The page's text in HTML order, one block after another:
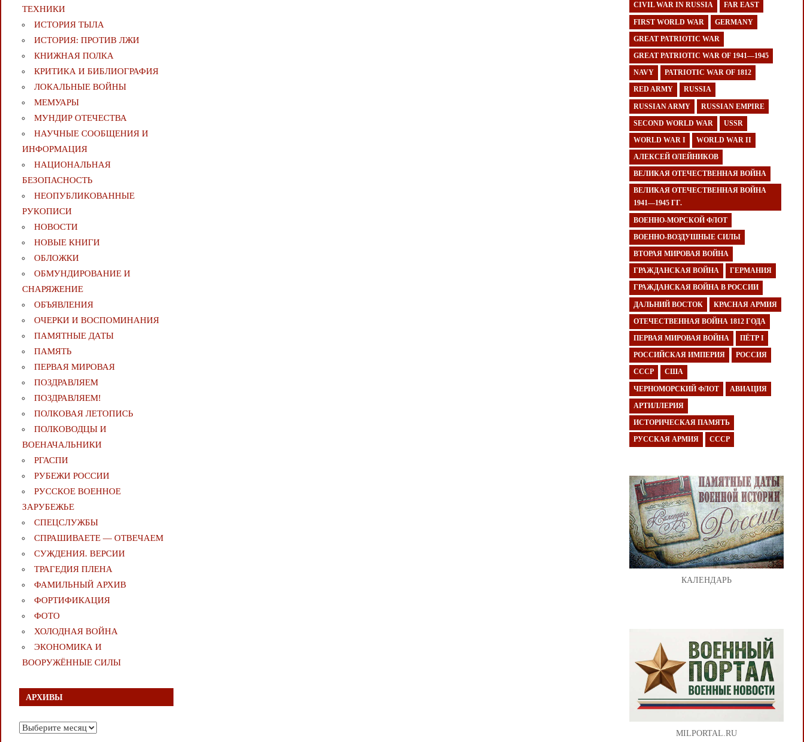
ТЕХНИКИ
ИСТОРИЯ ТЫЛА
ИСТОРИЯ: ПРОТИВ ЛЖИ
КНИЖНАЯ ПОЛКА
КРИТИКА И БИБЛИОГРАФИЯ
ЛОКАЛЬНЫЕ ВОЙНЫ
МЕМУАРЫ
МУНДИР ОТЕЧЕСТВА
НАУЧНЫЕ СООБЩЕНИЯ И
ИНФОРМАЦИЯ
НАЦИОНАЛЬНАЯ
БЕЗОПАСНОСТЬ
НЕОПУБЛИКОВАННЫЕ
РУКОПИСИ
НОВОСТИ
НОВЫЕ КНИГИ
ОБЛОЖКИ
ОБМУНДИРОВАНИЕ И
СНАРЯЖЕНИЕ
ОБЪЯВЛЕНИЯ
ОЧЕРКИ И ВОСПОМИНАНИЯ
ПАМЯТНЫЕ ДАТЫ
ПАМЯТЬ
ПЕРВАЯ МИРОВАЯ
ПОЗДРАВЛЯЕМ
ПОЗДРАВЛЯЕМ!
ПОЛКОВАЯ ЛЕТОПИСЬ
ПОЛКОВОДЦЫ И
ВОЕНАЧАЛЬНИКИ
РГАСПИ
РУБЕЖИ РОССИИ
РУССКОЕ ВОЕННОЕ
ЗАРУБЕЖЬЕ
СПЕЦСЛУЖБЫ
СПРАШИВАЕТЕ — ОТВЕЧАЕМ
СУЖДЕНИЯ. ВЕРСИИ
ТРАГЕДИЯ ПЛЕНА
ФАМИЛЬНЫЙ АРХИВ
ФОРТИФИКАЦИЯ
ФОТО
ХОЛОДНАЯ ВОЙНА
ЭКОНОМИКА И
ВООРУЖЁННЫЕ СИЛЫ
АРХИВЫ
Архивы
CIVIL WAR IN RUSSIA FAR EAST
FIRST WORLD WAR GERMANY
GREAT PATRIOTIC WAR
GREAT PATRIOTIC WAR OF 1941—1945
NAVY PATRIOTIC WAR OF 1812
RED ARMY RUSSIA
RUSSIAN ARMY RUSSIAN EMPIRE
SECOND WORLD WAR USSR
WORLD WAR I WORLD WAR II
АЛЕКСЕЙ ОЛЕЙНИКОВ
ВЕЛИКАЯ ОТЕЧЕСТВЕННАЯ ВОЙНА
ВЕЛИКАЯ ОТЕЧЕСТВЕННАЯ ВОЙНА
1941—1945 ГГ.
ВОЕННО-МОРСКОЙ ФЛОТ
ВОЕННО-ВОЗДУШНЫЕ СИЛЫ
ВТОРАЯ МИРОВАЯ ВОЙНА
ГРАЖДАНСКАЯ ВОЙНА ГЕРМАНИЯ
ГРАЖДАНСКАЯ ВОЙНА В РОССИИ
ДАЛЬНИЙ ВОСТОК КРАСНАЯ АРМИЯ
ОТЕЧЕСТВЕННАЯ ВОЙНА 1812 ГОДА
ПЕРВАЯ МИРОВАЯ ВОЙНА ПЁТР I
РОССИЙСКАЯ ИМПЕРИЯ РОССИЯ
СССР США
ЧЕРНОМОРСКИЙ ФЛОТ АВИАЦИЯ
АРТИЛЛЕРИЯ
ИСТОРИЧЕСКАЯ ПАМЯТЬ
РУССКАЯ АРМИЯ СССР
КАЛЕНДАРЬ
MILPORTAL.RU